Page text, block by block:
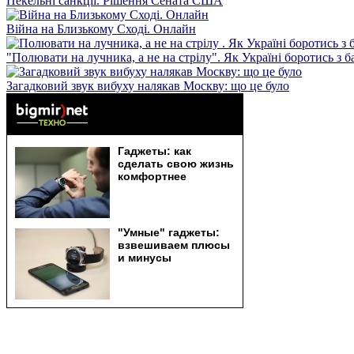
Війна на Близькому Сході. Онлайн
"Полювати на лучника, а не на стрілу". Як Україні боротись з
Загадковий звук вибуху налякав Москву: що це було